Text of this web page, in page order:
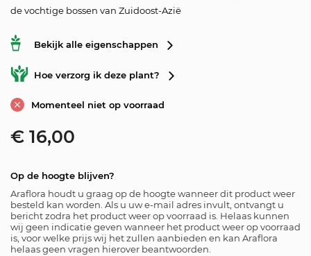
de vochtige bossen van Zuidoost-Azië
Bekijk alle eigenschappen
Hoe verzorg ik deze plant?
Momenteel niet op voorraad
€ 16,00
Op de hoogte blijven?
Araflora houdt u graag op de hoogte wanneer dit product weer
besteld kan worden. Als u uw e-mail adres invult, ontvangt u
bericht zodra het product weer op voorraad is. Helaas kunnen
wij geen indicatie geven wanneer het product weer op voorraad
is, voor welke prijs wij het zullen aanbieden en kan Araflora
helaas geen vragen hierover beantwoorden.